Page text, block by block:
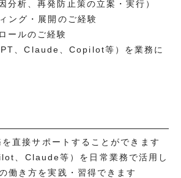
分析、再発防止策の立案・実行）
ング・展開のご経験
ールのご経験
、Claude、Copilot等）を業務に
直接サポートすることができます
、Claude等）を日常業務で活用し
働き方を実践・習得できます